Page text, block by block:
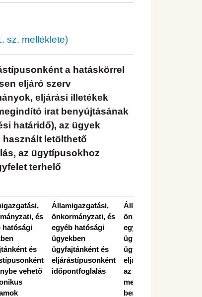
sz. melléklete)
a hatáskörrel
eljáró szerv
eljárási illetékek
irat benyújtásának
határidő), az ügyek
letölthető
az ügytípusokhoz
terhelő
és
hatósági
és
vehető
Államigazgatási,
önkormányzati, és
egyéb hatósági
ügyekben
ügyfajtánként és
eljárástípusonként
időpontfoglalás
Államigazgatási,
önkormányzati, és
egyéb hatósági
ügyekben
ügyfajtánként és
eljárástípusonként
az eljárást
megindító irat
benyújtásának